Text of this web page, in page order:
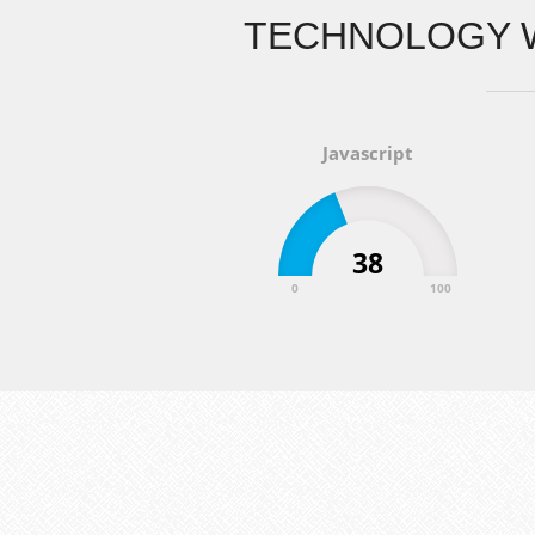
TECHNOLOGY
Javascript
38
0 100